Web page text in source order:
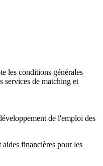
les conditions générales
services de matching et
de l'emploi des
aides financières pour les